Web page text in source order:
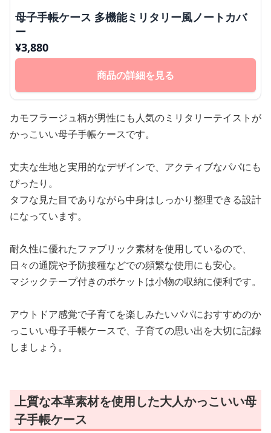
母子手帳ケース 多機能ミリタリー風ノートカバ
ー
¥3,880
商品の詳細を見る
カモフラージュ柄が男性にも人気のミリタリーテイストが
かっこいい母子手帳ケースです。
丈夫な生地と実用的なデザインで、アクティブなパパにも
ぴったり。
タフな見た目でありながら中身はしっかり整理できる設計
になっています。
耐久性に優れたファブリック素材を使用しているので、
日々の通院や予防接種などでの頻繁な使用にも安心。
マジックテープ付きのポケットは小物の収納に便利です。
アウトドア感覚で子育てを楽しみたいパパにおすすめのか
っこいい母子手帳ケースで、子育ての思い出を大切に記録
しましょう。
上質な本革素材を使用した大人かっこいい母
子手帳ケース